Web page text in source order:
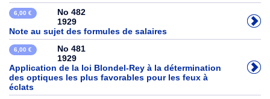
6,00 €
No 482
1929
Note au sujet des formules de salaires
6,00 €
No 481
1929
Application de la loi Blondel-Rey à la détermination
des optiques les plus favorables pour les feux à
éclats